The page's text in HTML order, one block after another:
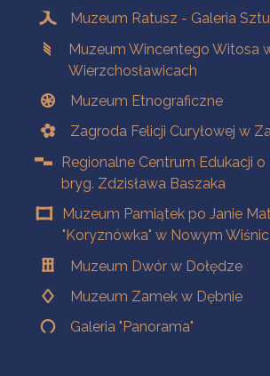
Muzeum Ratusz - Galeria
Muzeum Wincentego Witosa
Wierzchosławicach
Muzeum Etnograficzne
Zagroda Felicji Curyłowej w
Regionalne Centrum Edukacji o
bryg. Zdzisława Baszaka
Muzeum Pamiątek po Janie
"Koryznówka" w Nowym
Muzeum Dwór w Dołędze
Muzeum Zamek w Dębnie
Galeria "Panorama"